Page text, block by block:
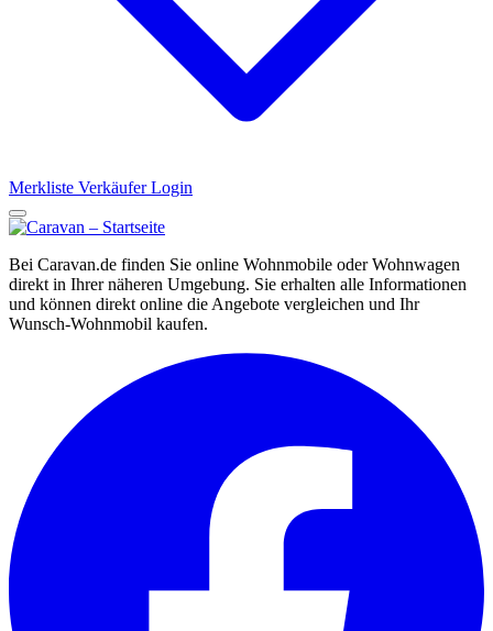
Merkliste Verkäufer Login
Bei Caravan.de finden Sie online Wohnmobile oder Wohnwagen
direkt in Ihrer näheren Umgebung. Sie erhalten alle Informationen
und können direkt online die Angebote vergleichen und Ihr
Wunsch-Wohnmobil kaufen.